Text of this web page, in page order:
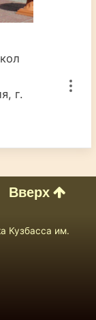
г.
Вверх
Кузбасса им.